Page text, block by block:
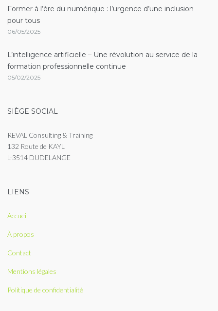
Former à l’ère du numérique : l’urgence d’une inclusion
pour tous
06/05/2025
L’intelligence artificielle – Une révolution au service de la
formation professionnelle continue
05/02/2025
SIÈGE SOCIAL
REVAL Consulting & Training
132 Route de KAYL
L-3514 DUDELANGE
LIENS
Accueil
À propos
Contact
Mentions légales
Politique de confidentialité